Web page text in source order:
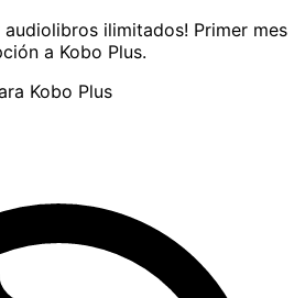
audiolibros ilimitados! Primer mes
a Kobo Plus.
Kobo Plus